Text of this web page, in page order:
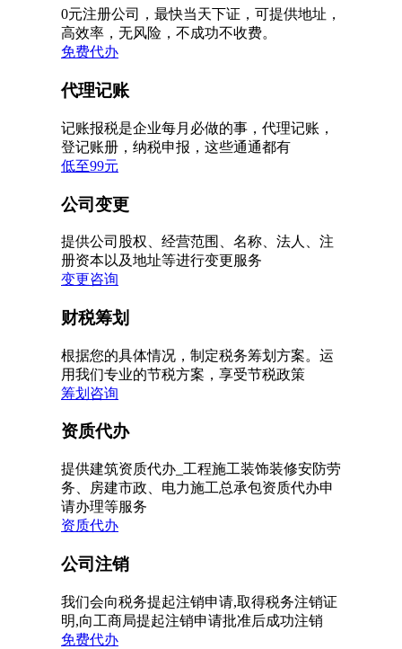
0元注册公司，最快当天下证，可提供地址，
高效率，无风险，不成功不收费。
免费代办
代理记账
记账报税是企业每月必做的事，代理记账，
登记账册，纳税申报，这些通通都有
低至99元
公司变更
提供公司股权、经营范围、名称、法人、注
册资本以及地址等进行变更服务
变更咨询
财税筹划
根据您的具体情况，制定税务筹划方案。运
用我们专业的节税方案，享受节税政策
筹划咨询
资质代办
提供建筑资质代办_工程施工装饰装修安防劳
务、房建市政、电力施工总承包资质代办申
请办理等服务
资质代办
公司注销
我们会向税务提起注销申请,取得税务注销证
明,向工商局提起注销申请批准后成功注销
免费代办